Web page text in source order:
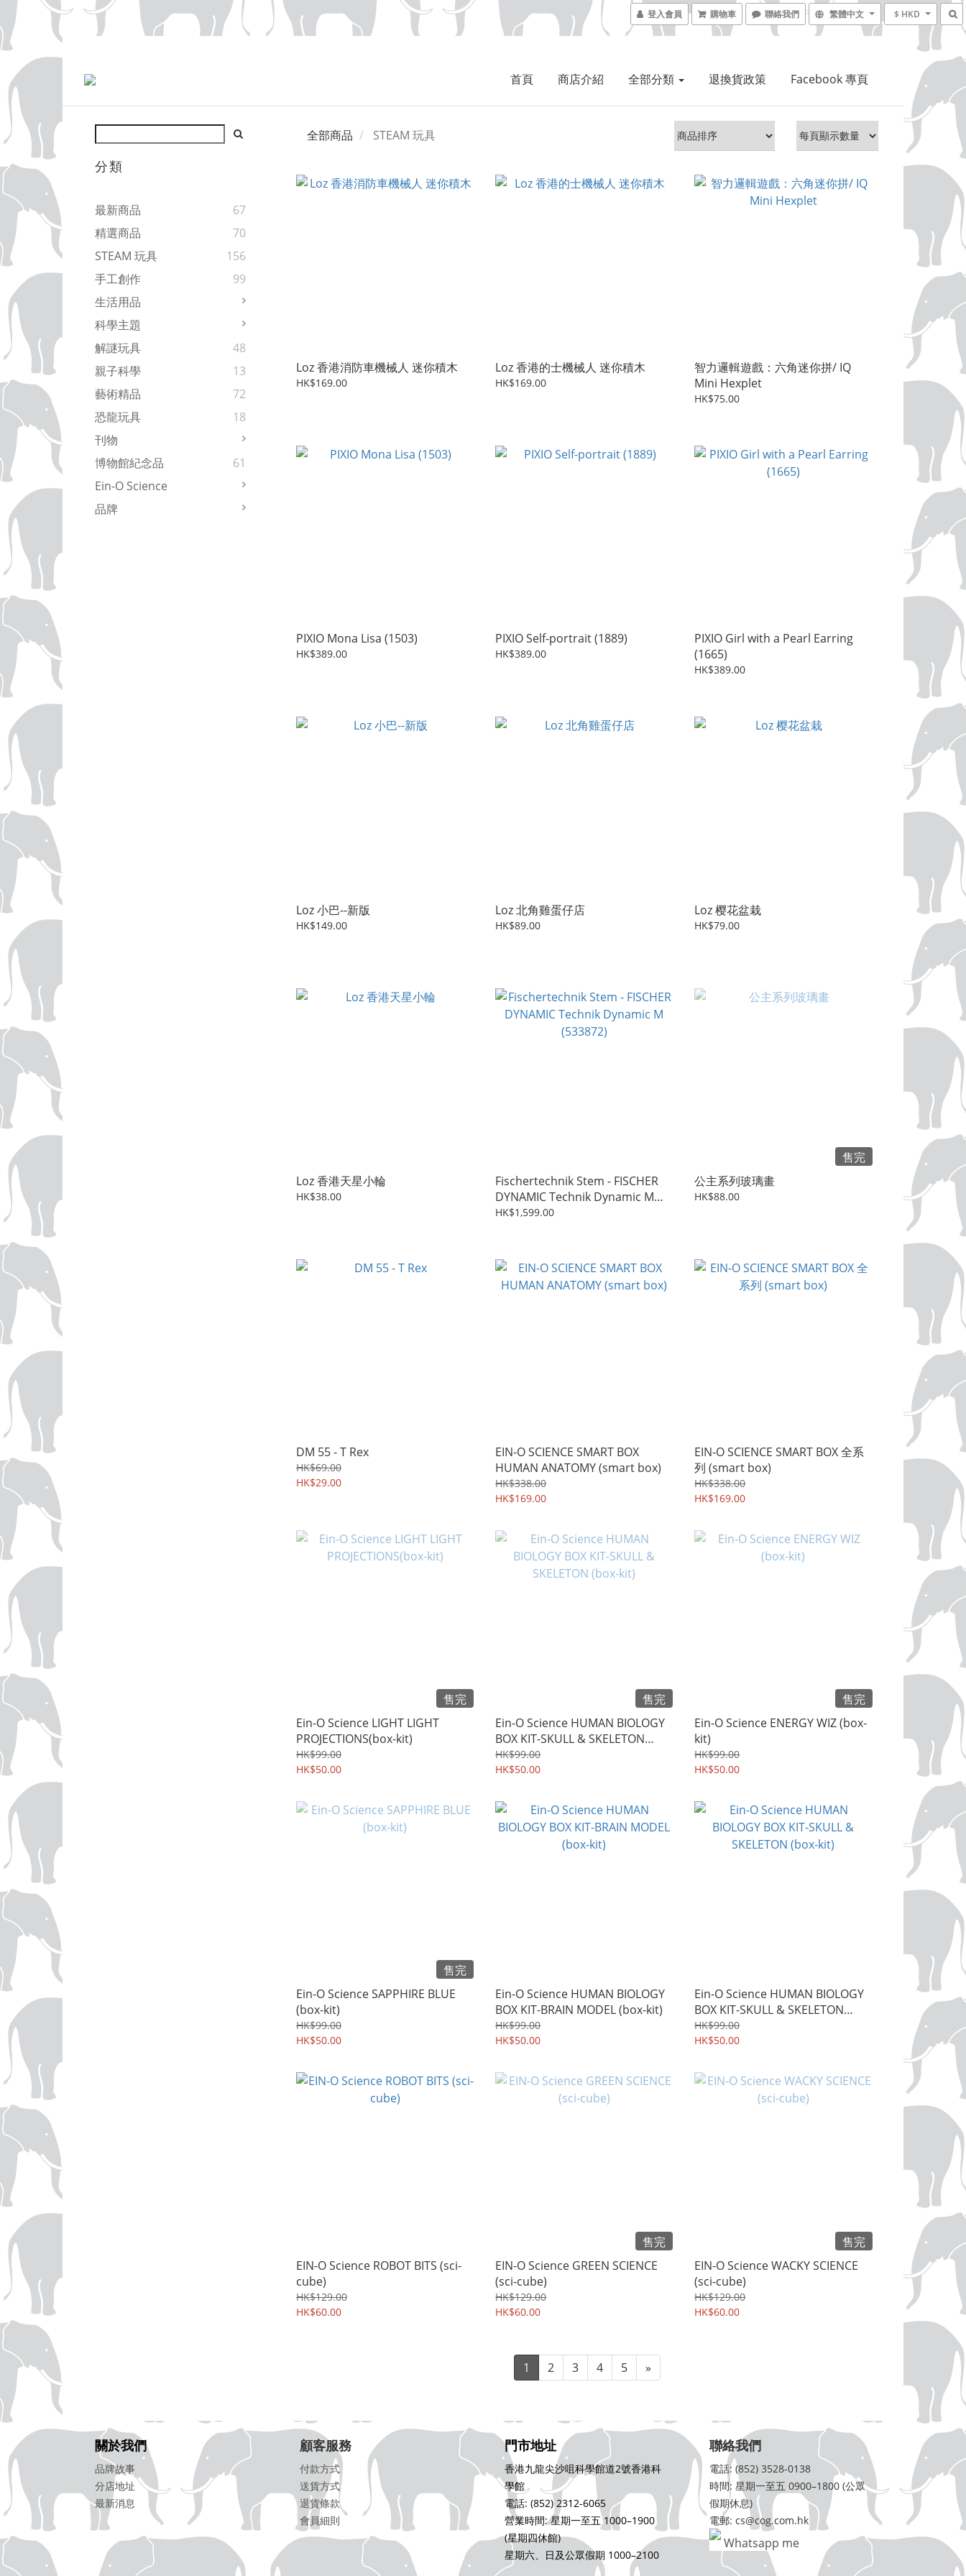
登入會員 購物車 聯絡我們 繁體中文 $ HKD
首頁 商店介紹 全部分類 退換貨政策 Facebook 專頁
分類
最新商品
67
精選商品
70
STEAM 玩具
156
手工創作
99
生活用品
科學主題
解謎玩具
48
親子科學
13
藝術精品
72
恐龍玩具
18
刊物
博物館紀念品
61
Ein-O Science
品牌
全部商品 STEAM 玩具
Loz 香港消防車機械人 迷你積木
HK$169.00
Loz 香港的士機械人 迷你積木
HK$169.00
智力邏輯遊戲：六角迷你拼/ IQ
Mini Hexplet
HK$75.00
PIXIO Mona Lisa (1503)
HK$389.00
PIXIO Self-portrait (1889)
HK$389.00
PIXIO Girl with a Pearl Earring
(1665)
HK$389.00
Loz 小巴--新版
HK$149.00
Loz 北角雞蛋仔店
HK$89.00
Loz 樱花盆栽
HK$79.00
Loz 香港天星小輪
HK$38.00
Fischertechnik Stem - FISCHER
DYNAMIC Technik Dynamic M
(533872)
HK$1,599.00
售完
公主系列玻璃畫
HK$88.00
DM 55 - T Rex
HK$69.00
HK$29.00
EIN-O SCIENCE SMART BOX
HUMAN ANATOMY (smart box)
HK$338.00
HK$169.00
EIN-O SCIENCE SMART BOX 全系
列 (smart box)
HK$338.00
HK$169.00
售完
Ein-O Science LIGHT LIGHT
PROJECTIONS(box-kit)
HK$99.00
HK$50.00
售完
Ein-O Science HUMAN BIOLOGY
BOX KIT-SKULL & SKELETON
(box-kit)
HK$99.00
HK$50.00
售完
Ein-O Science ENERGY WIZ (box-
kit)
HK$99.00
HK$50.00
售完
Ein-O Science SAPPHIRE BLUE
(box-kit)
HK$99.00
HK$50.00
Ein-O Science HUMAN BIOLOGY
BOX KIT-BRAIN MODEL (box-kit)
HK$99.00
HK$50.00
Ein-O Science HUMAN BIOLOGY
BOX KIT-SKULL & SKELETON
(box-kit)
HK$99.00
HK$50.00
EIN-O Science ROBOT BITS (sci-
cube)
HK$129.00
HK$60.00
售完
EIN-O Science GREEN SCIENCE
(sci-cube)
HK$129.00
HK$60.00
售完
EIN-O Science WACKY SCIENCE
(sci-cube)
HK$129.00
HK$60.00
1 2 3 4 5 »
關於我們
品牌故事
分店地址
最新消息
顧客服務
付款方式
送貨方式
退貨條款
會員細則
門市地址
香港九龍尖沙咀科學館道2號香港科
學館
電話: (852) 2312-6065
營業時間: 星期一至五 1000–1900
(星期四休館)
星期六、日及公眾假期 1000–2100
聯絡我們
電話: (852) 3528-0138
時間: 星期一至五 0900–1800 (公眾
假期休息)
電郵: cs@cog.com.hk
Whatsapp me